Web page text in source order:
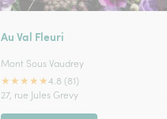
Au Val Fleuri
Mont Sous Vaudrey
★★★★★4.8 (81)
27, rue Jules Grevy